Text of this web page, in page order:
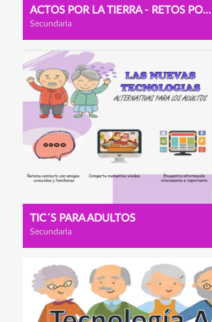
ACTOS POR LA TIERRA - RETOS POR EL MEDIO AMBIENTE
Secundaria
TIC´S PARA ADULTOS
Secundaria